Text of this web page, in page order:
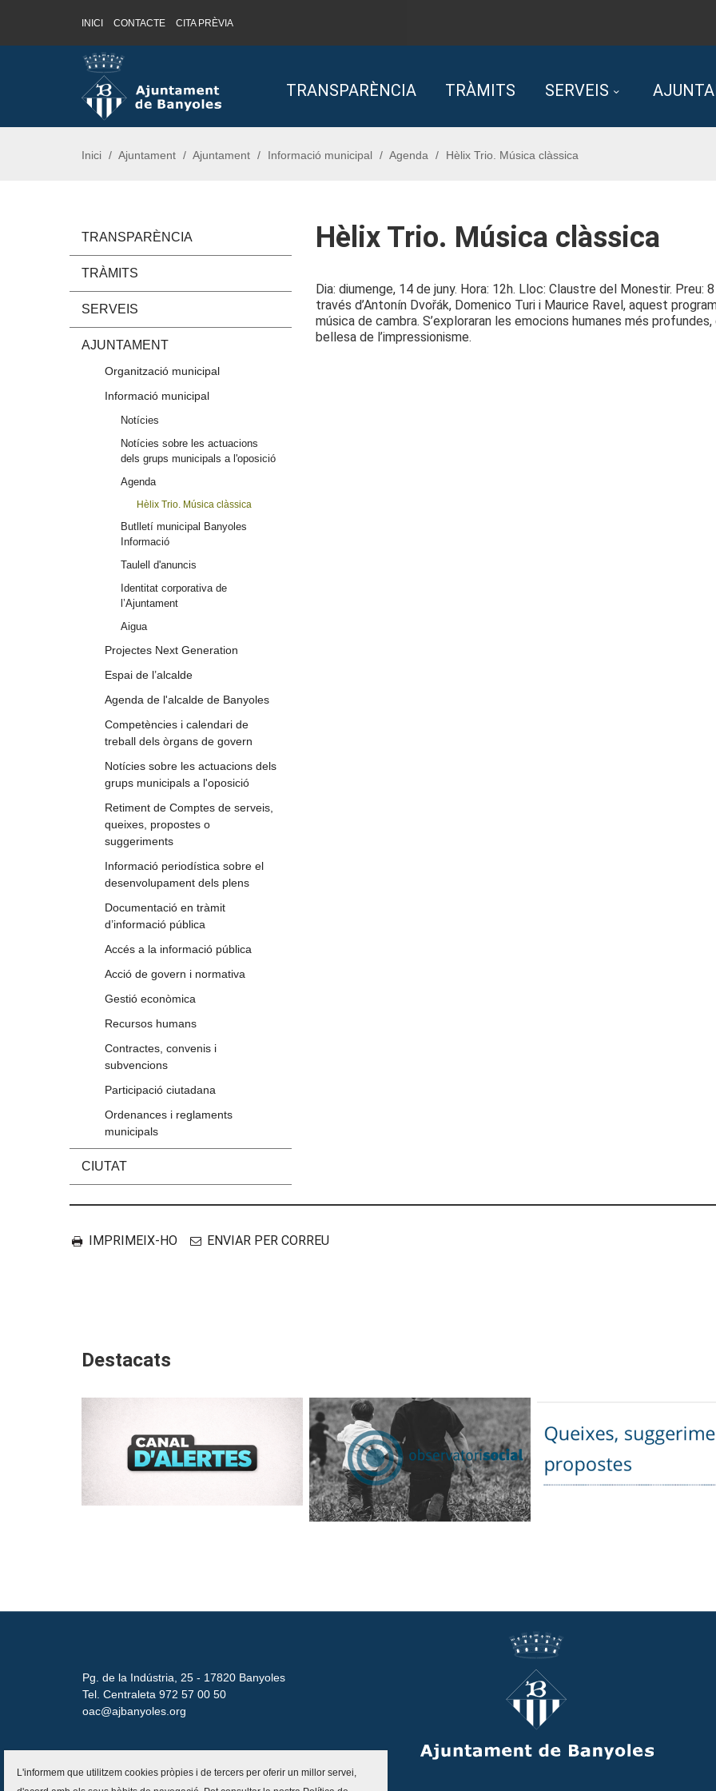
Saltar al contingut
Saltar a la navegació
Informació de contacte
INICI CONTACTE CITA PRÈVIA
TRANSPARÈNCIA TRÀMITS SERVEIS
Inici Ajuntament Ajuntament Informació municipal Agenda Hèlix Trio. Música clàssica
Hèlix Trio. Música clàssica
Dia: diumenge, 14 de juny. Hora: 12h. Lloc: Claustre del Monestir. Preu:
través d’Antonín Dvořák, Domenico Turi i Maurice Ravel, aquest
música de cambra. S’exploraran les emocions humanes més
bellesa de l’impressionisme.
TRANSPARÈNCIA
TRÀMITS
SERVEIS
AJUNTAMENT
Organització municipal
Informació municipal
Notícies
Notícies sobre les actuacions
dels grups municipals a l'oposició
Agenda
Hèlix Trio. Música clàssica
Butlletí municipal Banyoles
Informació
Taulell d'anuncis
Identitat corporativa de
l’Ajuntament
Aigua
Projectes Next Generation
Espai de l’alcalde
Agenda de l'alcalde de Banyoles
Competències i calendari de
treball dels òrgans de govern
Notícies sobre les actuacions dels
grups municipals a l'oposició
Retiment de Comptes de serveis,
queixes, propostes o
suggeriments
Informació periodística sobre el
desenvolupament dels plens
Documentació en tràmit
d’informació pública
Accés a la informació pública
Acció de govern i normativa
Gestió econòmica
Recursos humans
Contractes, convenis i
subvencions
Participació ciutadana
Ordenances i reglaments
municipals
CIUTAT
Document
IMPRIMEIX-HO ENVIAR PER CORREU
Destacats
Pg. de la Indústria, 25 - 17820 Banyoles
Tel. Centraleta 972 57 00 50
oac@ajbanyoles.org
L'informem que utilitzem cookies pròpies i de tercers per oferir un millor servei,